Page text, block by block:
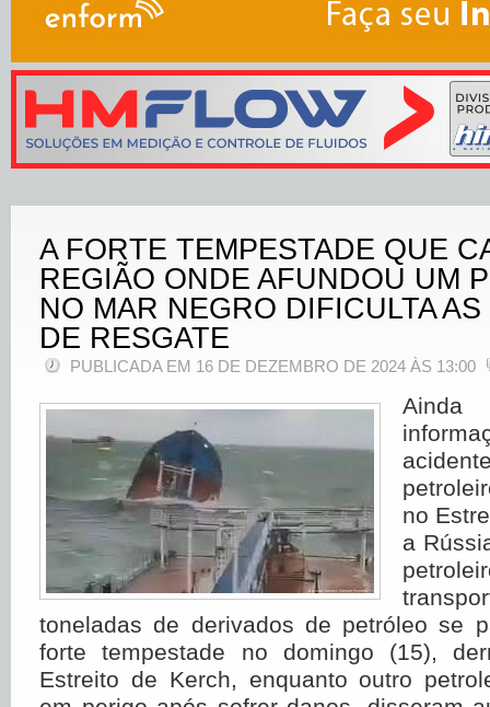
A FORTE TEMPESTADE QUE
REGIÃO ONDE AFUNDOU UM
NO MAR NEGRO DIFICULTA
DE RESGATE
PUBLICADA EM 16 DE DEZEMBRO DE 2024 ÀS 13:00
Ainda
no
a
toneladas de derivados de petróleo se
forte tempestade no domingo (15),
Estreito de Kerch, enquanto outro